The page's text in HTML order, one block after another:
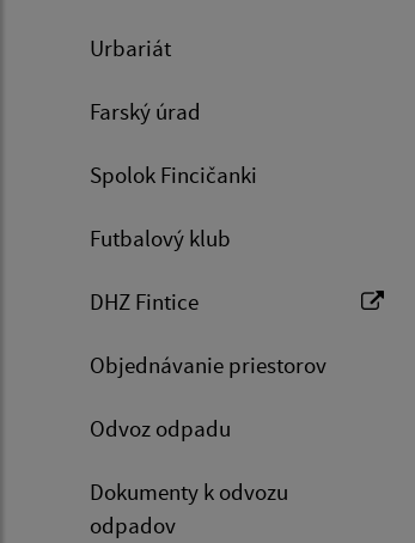
Urbariát
Farský úrad
Spolok Fincičanki
Futbalový klub
DHZ Fintice
Objednávanie priestorov
Odvoz odpadu
Dokumenty k odvozu
odpadov